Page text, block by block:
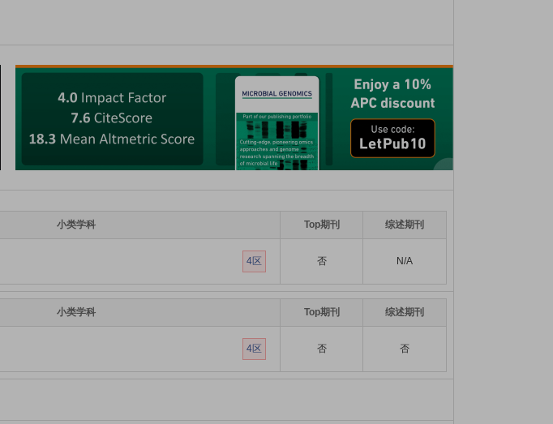
小类学科 Top期刊 综述期刊
4区 否 N/A
小类学科 Top期刊 综述期刊
4区 否 否